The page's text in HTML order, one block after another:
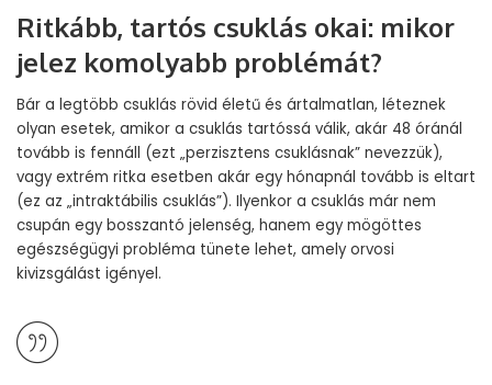
Ritkább, tartós csuklás okai: mikor
jelez komolyabb problémát?
Bár a legtöbb csuklás rövid életű és ártalmatlan, léteznek
olyan esetek, amikor a csuklás tartóssá válik, akár 48 óránál
tovább is fennáll (ezt „perzisztens csuklásnak” nevezzük),
vagy extrém ritka esetben akár egy hónapnál tovább is eltart
(ez az „intraktábilis csuklás”). Ilyenkor a csuklás már nem
csupán egy bosszantó jelenség, hanem egy mögöttes
egészségügyi probléma tünete lehet, amely orvosi
kivizsgálást igényel.